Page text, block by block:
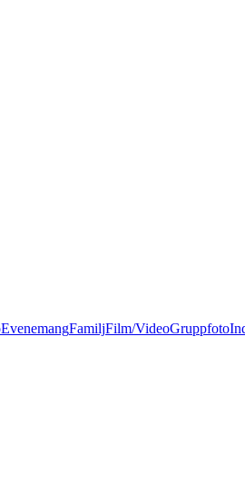
EvenemangFamiljFilm/VideoGruppfoto